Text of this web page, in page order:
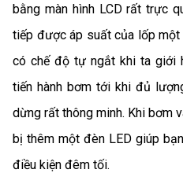
bằng màn hình LCD rất trực
tiếp được áp suất của lốp
có chế độ tự ngắt khi ta giới
tiến hành bơm tới khi đủ
dừng rất thông minh. Khi bơm
bị thêm một đèn LED giúp
điều kiện đêm tối.